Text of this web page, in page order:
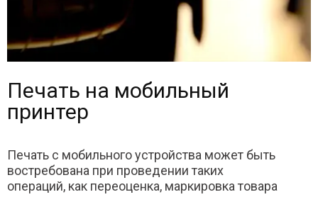
Печать на мобильный
принтер
Печать с мобильного устройства может быть
востребована при проведении таких
операций, как переоценка, маркировка товара